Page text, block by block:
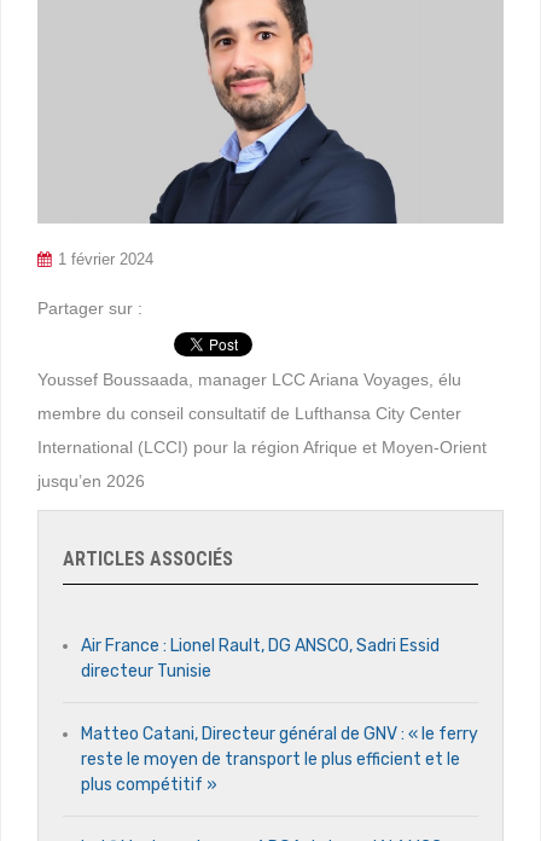
1 février 2024
Partager sur :
Youssef Boussaada, manager LCC Ariana Voyages, élu
membre du conseil consultatif de Lufthansa City Center
International (LCCI) pour la région Afrique et Moyen-Orient
jusqu’en 2026
ARTICLES ASSOCIÉS
Air France : Lionel Rault, DG ANSCO, Sadri Essid
directeur Tunisie
Matteo Catani, Directeur général de GNV : « le ferry
reste le moyen de transport le plus efficient et le
plus compétitif »